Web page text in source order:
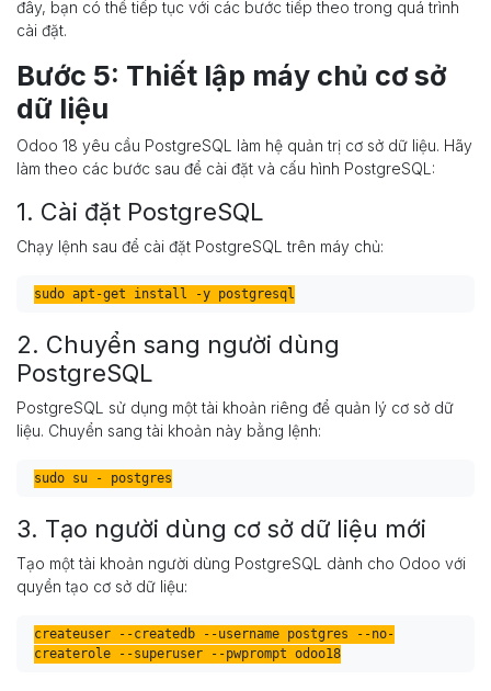
đây, bạn có thể tiếp tục với các bước tiếp theo trong quá trình
cài đặt.
Bước 5: Thiết lập máy chủ cơ sở
dữ liệu
Odoo 18 yêu cầu PostgreSQL làm hệ quản trị cơ sở dữ liệu. Hãy
làm theo các bước sau để cài đặt và cấu hình PostgreSQL:
1. Cài đặt PostgreSQL
Chạy lệnh sau để cài đặt PostgreSQL trên máy chủ:
2. Chuyển sang người dùng
PostgreSQL
PostgreSQL sử dụng một tài khoản riêng để quản lý cơ sở dữ
liệu. Chuyển sang tài khoản này bằng lệnh:
sudo su - postgres
3. Tạo người dùng cơ sở dữ liệu mới
Tạo một tài khoản người dùng PostgreSQL dành cho Odoo với
quyền tạo cơ sở dữ liệu:
createuser --createdb --username postgres --no-
createrole --superuser --pwprompt odoo18